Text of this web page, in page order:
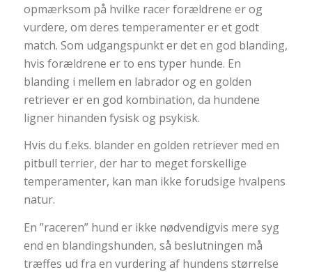
opmærksom på hvilke racer forældrene er og
vurdere, om deres temperamenter er et godt
match. Som udgangspunkt er det en god blanding,
hvis forældrene er to ens typer hunde. En
blanding i mellem en labrador og en golden
retriever er en god kombination, da hundene
ligner hinanden fysisk og psykisk.
Hvis du f.eks. blander en golden retriever med en
pitbull terrier, der har to meget forskellige
temperamenter, kan man ikke forudsige hvalpens
natur.
En ”raceren” hund er ikke nødvendigvis mere syg
end en blandingshunden, så beslutningen må
træffes ud fra en vurdering af hundens størrelse